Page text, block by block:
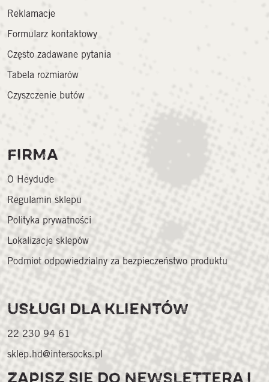
Reklamacje
Formularz kontaktowy
Często zadawane pytania
Tabela rozmiarów
Czyszczenie butów
FIRMA
O Heydude
Regulamin sklepu
Polityka prywatności
Lokalizacje sklepów
Podmiot odpowiedzialny za bezpieczeństwo produktu
USŁUGI DLA KLIENTÓW
22 230 94 61
sklep.hd@intersocks.pl